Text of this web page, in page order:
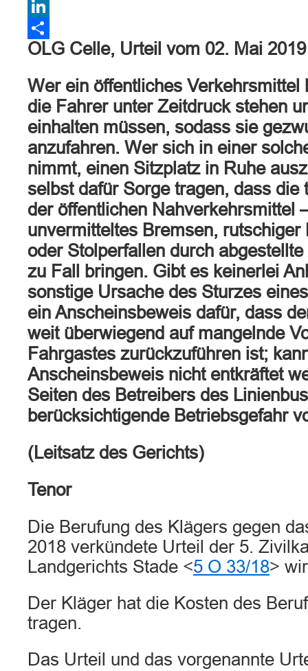
WhatsApp
LinkedIn
Teilen
OLG Celle, Urteil vom 02. Mai
Wer ein öffentliches Verkehrsmittel
die Fahrer unter Zeitdruck stehen
einhalten müssen, sodass sie
anzufahren. Wer sich in einer
nimmt, einen Sitzplatz in Ruhe
selbst dafür Sorge tragen, dass die
der öffentlichen Nahverkehrsmittel
unvermitteltes Bremsen, rutschiger
oder Stolperfallen durch
zu Fall bringen. Gibt es keinerlei
sonstige Ursache des Sturzes
ein Anscheinsbeweis dafür, dass
weit überwiegend auf mangelnde
Fahrgastes zurückzuführen ist;
Anscheinsbeweis nicht entkräftet
Seiten des Betreibers des
berücksichtigende Betriebsgefahr
(Leitsatz des Gerichts)
Tenor
Die Berufung des Klägers gegen
2018 verkündete Urteil der 5.
Landgerichts Stade <5 O 33/18>
Der Kläger hat die Kosten des
tragen.
Das Urteil und das vorgenannte